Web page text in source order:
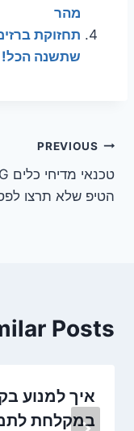
מהר
תחזוקת
שתשנה הכל!
ניווט
PREVIOUS
הטיפ שלא תרצו
Posts
איך למנוע
במקלחת